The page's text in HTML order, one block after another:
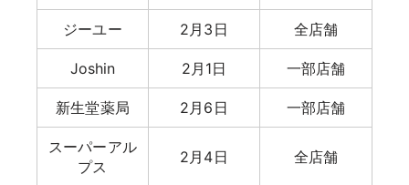
ジーユー 2月3日 全店舗
Joshin 2月1日 一部店舗
新生堂薬局 2月6日 一部店舗
スーパーアル
プス
2月4日 全店舗